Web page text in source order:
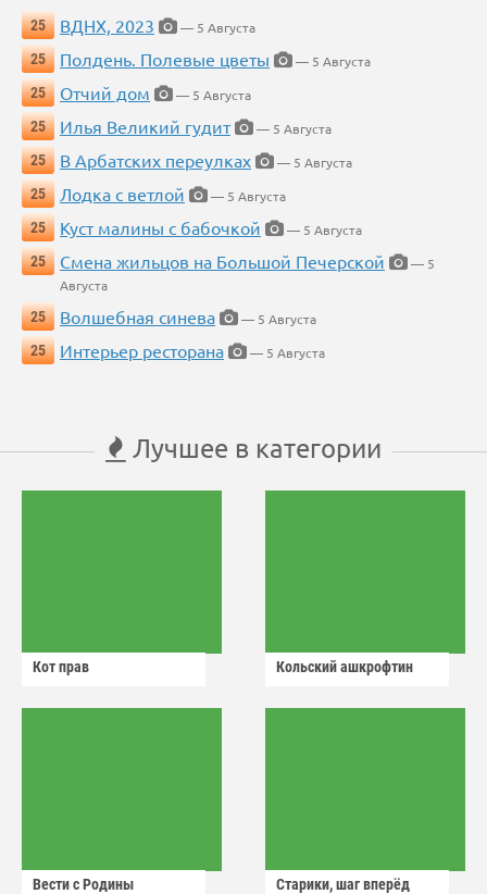
25 ВДНХ, 2023
— 5 Августа
25
Полдень. Полевые цветы
— 5 Августа
25
Отчий дом
— 5 Августа
25
Илья Великий гудит
— 5 Августа
25
В Арбатских переулках
— 5 Августа
25
Лодка с ветлой
— 5 Августа
25
Куст малины с бабочкой
— 5 Августа
25
Смена жильцов на Большой Печерской
— 5
Августа
25
Волшебная синева
— 5 Августа
25
Интерьер ресторана — 5 Августа
Лучшее в категории
Кот прав Кольский ашкрофтин
Вести с Родины Старики, шаг вперёд